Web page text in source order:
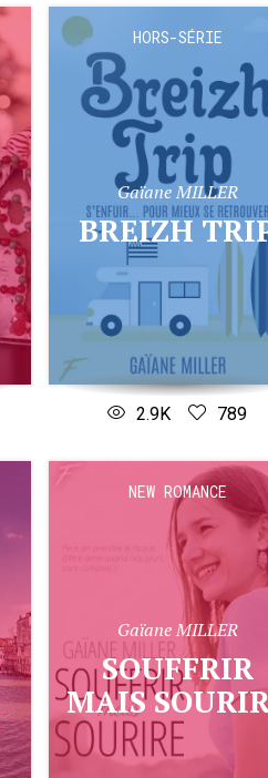
HORS-SÉRIE
Gaïane MILLER
BREIZH
2.9K 789
NEW ROMANCE
Gaïane MILLER
SOUFFRIR
MAIS